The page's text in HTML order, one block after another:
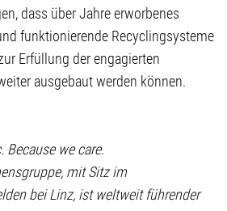
dass über Jahre erworbenes
funktionierende Recyclingsysteme
Erfüllung der engagierten
ausgebaut werden können.
Because we care.
mit Sitz im
bei Linz, ist weltweit führender